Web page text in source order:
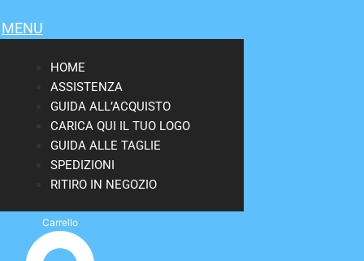
MENU
HOME
ASSISTENZA
GUIDA ALL’ACQUISTO
CARICA QUI IL TUO LOGO
GUIDA ALLE TAGLIE
SPEDIZIONI
RITIRO IN NEGOZIO
Carrello